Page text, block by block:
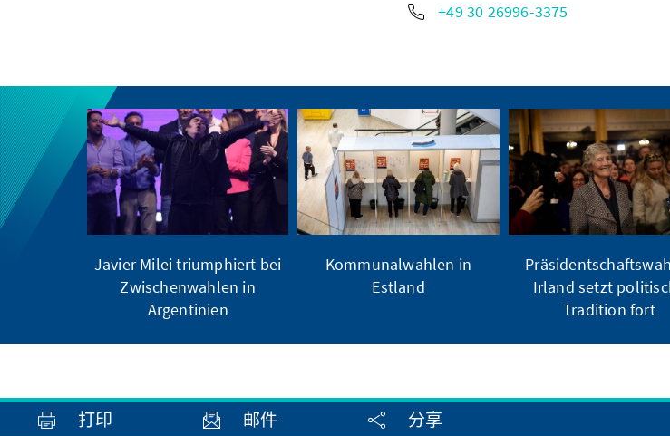
+49 30 26996-3375
Javier Milei triumphiert bei
Zwischenwahlen in
Argentinien
Kommunalwahlen in
Estland
Irland setzt
Tradition fort
打印 邮件 分享